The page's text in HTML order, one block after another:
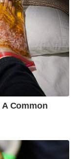
างค์ รวยอาจิณ
าวว่า ในช่วงนี้มี
นหลายประเทศ
ดากัสการ์ อินเดีย
าซิล แองโกลา
ารระบาดในบาง
ศไทย ตั้งแต่มีการ
างต่อเนื่อง แต่
เฉพาะในพื้นที่
หนาแน่น เช่น
ทศไทยตั้งเป้า